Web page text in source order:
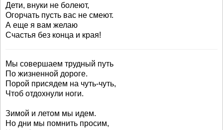
Дети, внуки не болеют,
Огорчать пусть вас не смеют.
А еще я вам желаю
Счастья без конца и края!
Мы совершаем трудный путь
По жизненной дороге.
Порой присядем на чуть-чуть,
Чтоб отдохнули ноги.
Зимой и летом мы идем.
Но дни мы помнить просим,